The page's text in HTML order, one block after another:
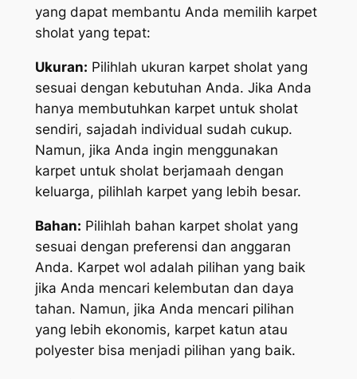
yang dapat membantu Anda memilih karpet
sholat yang tepat:
Ukuran: Pilihlah ukuran karpet sholat yang
sesuai dengan kebutuhan Anda. Jika Anda
hanya membutuhkan karpet untuk sholat
sendiri, sajadah individual sudah cukup.
Namun, jika Anda ingin menggunakan
karpet untuk sholat berjamaah dengan
keluarga, pilihlah karpet yang lebih besar.
Bahan: Pilihlah bahan karpet sholat yang
sesuai dengan preferensi dan anggaran
Anda. Karpet wol adalah pilihan yang baik
jika Anda mencari kelembutan dan daya
tahan. Namun, jika Anda mencari pilihan
yang lebih ekonomis, karpet katun atau
polyester bisa menjadi pilihan yang baik.